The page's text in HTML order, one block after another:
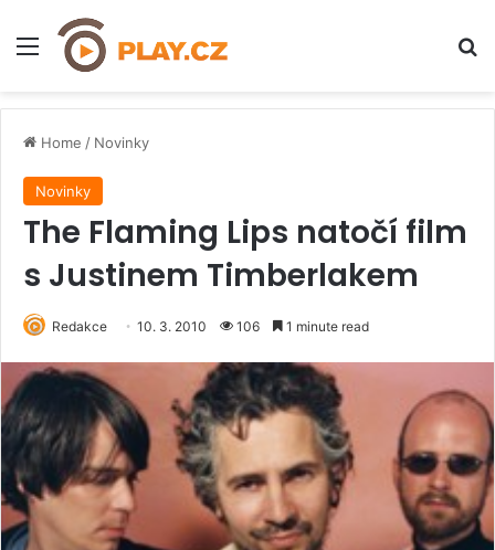
Menu
Home / Novinky
Novinky
The Flaming Lips natočí film
s Justinem Timberlakem
Redakce 10. 3. 2010 106 1 minute read